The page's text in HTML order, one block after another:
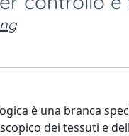
è una branca
dei tessuti e